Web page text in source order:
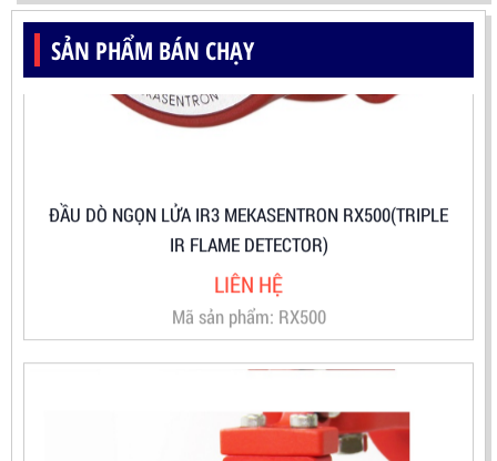
SẢN PHẨM BÁN CHẠY
ĐẦU DÒ NGỌN LỬA IR3 MEKASENTRON RX500(TRIPLE
Mã sản phẩm: RX500